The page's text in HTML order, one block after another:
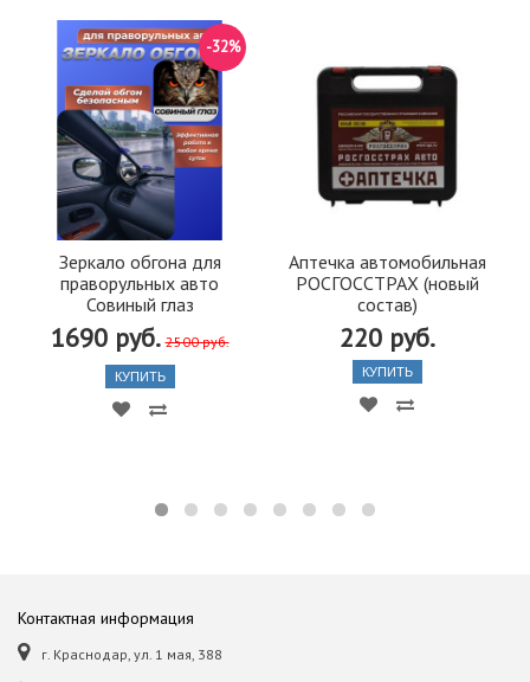
Зеркало обгона для
праворульных авто
Совиный глаз
1690 руб. 2500 руб.
-32%
КУПИТЬ
Аптечка автомобильная
РОСГОССТРАХ (новый
состав)
220 руб.
КУПИТЬ
Контактная информация
г. Краснодар, ул. 1 мая, 388